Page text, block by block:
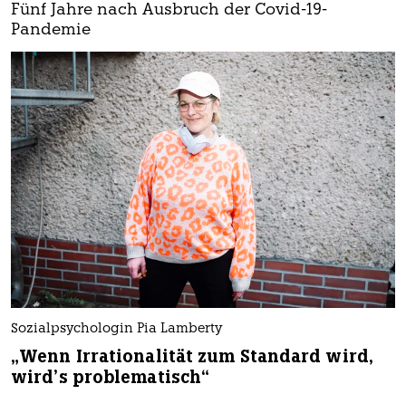
Fünf Jahre nach Ausbruch der Covid-19-
Pandemie
Sozialpsychologin Pia Lamberty
„Wenn Irrationalität zum Standard wird,
wird’s problematisch“